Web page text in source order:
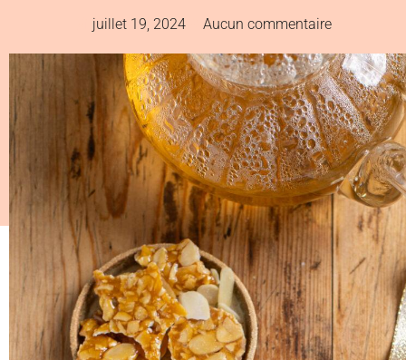
juillet 19, 2024 Aucun commentaire